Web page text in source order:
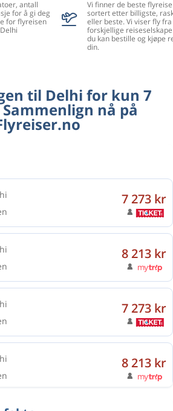
antall
for å gi deg
for flyreisen
Vi finner de beste
sortert etter billigste,
eller beste. Vi viser fly
forskjellige
du kan bestille og kjøpe
din.
til Delhi for kun 7
nå på
7 273 kr
8 213 kr
7 273 kr
8 213 kr